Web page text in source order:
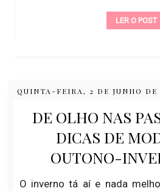
LER O POST
QUINTA-FEIRA, 2 DE JUNHO DE
DE OLHO NAS
DICAS DE
OUTONO-
O inverno tá aí e nada